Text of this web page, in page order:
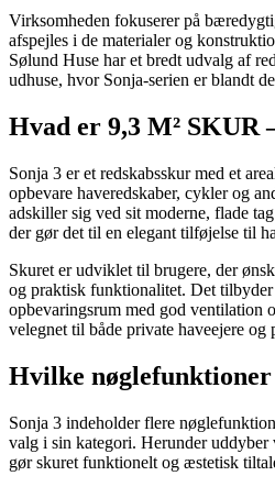
Virksomheden fokuserer på
afspejles i de materialer og
Sølund Huse har et bredt udvalg af
udhuse, hvor Sonja-serien er blandt
Hvad er 9,3 M² SKUR
Sonja 3 er et redskabsskur med et
opbevare haveredskaber, cykler og
adskiller sig ved sit moderne, flade
der gør det til en elegant tilføjelse til
Skuret er udviklet til brugere, der
og praktisk funktionalitet. Det
opbevaringsrum med god ventilation
velegnet til både private haveejere og
Hvilke nøglefunktioner
Sonja 3 indeholder flere
valg i sin kategori. Herunder uddyber
gør skuret funktionelt og æstetisk